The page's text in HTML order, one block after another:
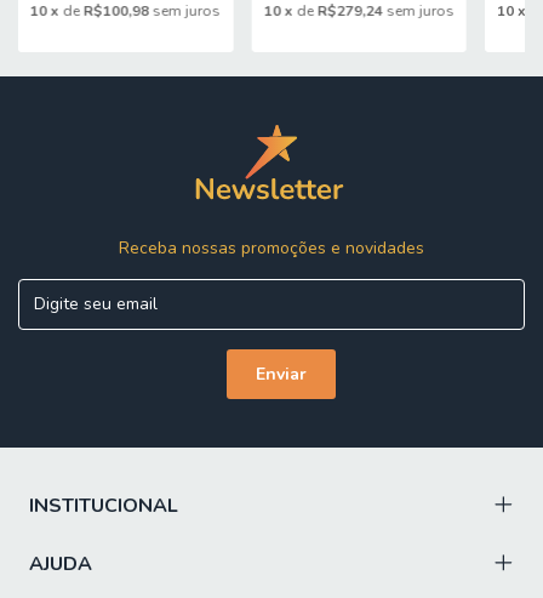
10x deR$100,98sem juros 10 x deR$279,24 sem juros 10x
Receba nossas promoções e novidades
INSTITUCIONAL
AJUDA